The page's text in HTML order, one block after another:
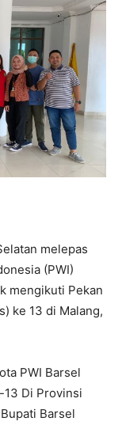
melepas
(PWI)
mengikuti Pekan
ke 13 di Malang,
PWI Barsel
Di Provinsi
Barsel